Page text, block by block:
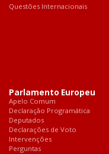
Questões Internacionais
Parlamento Europeu
Apelo Comum
Declaração Programática
Deputados
Declarações de Voto
Intervenções
Perguntas